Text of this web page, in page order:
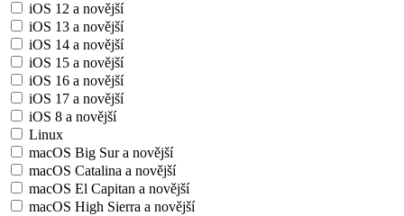
iOS 12 a novější
iOS 13 a novější
iOS 14 a novější
iOS 15 a novější
iOS 16 a novější
iOS 17 a novější
iOS 8 a novější
Linux
macOS Big Sur a novější
macOS Catalina a novější
macOS El Capitan a novější
macOS High Sierra a novější